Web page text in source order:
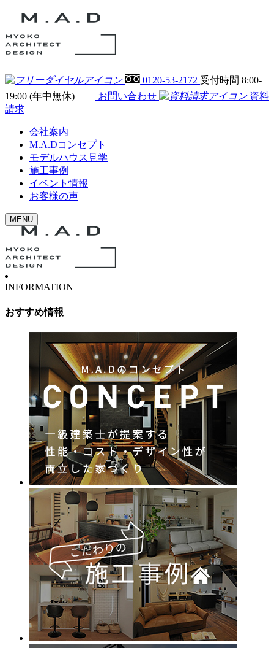
0120-53-2172 受付時間 8:00-
19:00 (年中無休)
お問い合わせ
資料
請求
会社案内
M.A.Dコンセプト
モデルハウス見学
施工事例
イベント情報
お客様の声
MENU
INFORMATION
おすすめ情報